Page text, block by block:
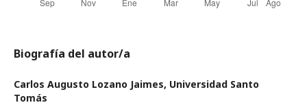
Biografía del autor/a
Carlos Augusto Lozano Jaimes, Universidad Santo
Tomás